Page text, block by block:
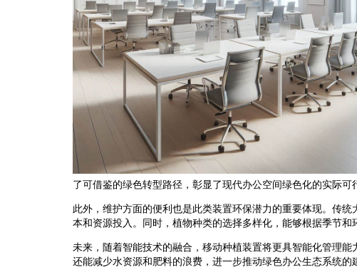
了可借鉴的绿色转型路径，彰显了现代办公空间绿色化的实际可
此外，维护方面的便利也是此类装置环保潜力的重要体现。传
本和资源投入。同时，植物种类的选择多样化，能够根据季节
未来，随着智能技术的融合，移动种植装置将更具智能化管理
还能减少水资源和肥料的浪费，进一步推动绿色办公生态系统的